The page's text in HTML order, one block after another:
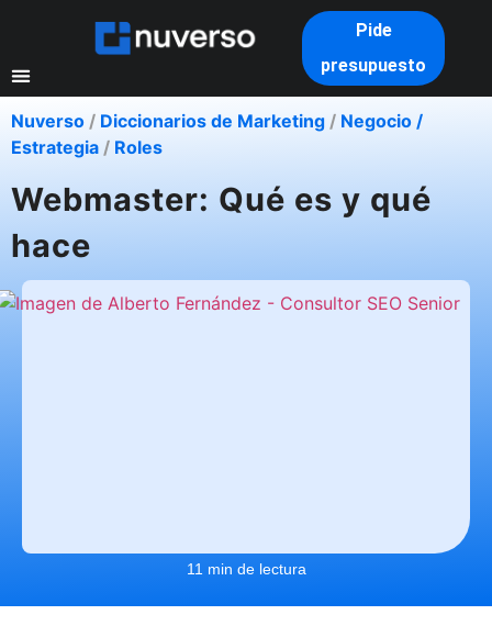
Pide
presupuesto
Nuverso / Diccionarios de Marketing / Negocio /
Estrategia / Roles
Webmaster: Qué es y qué
hace
11 min de lectura